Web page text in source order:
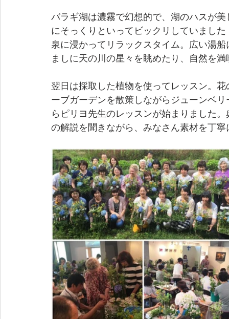
バラギ湖は濃霧で幻想的で、湖のハスが
にそっくりといってビックリしていまし
泉に浸かってリラックスタイム。広い湯
ましに天の川の星々を眺めたり、自然を
翌日は採取した植物を使ってレッスン。
ーブガーデンを散策しながらジューンベ
らピリヨ先生のレッスンが始まりました
の解説を聞きながら、みなさん素材を丁